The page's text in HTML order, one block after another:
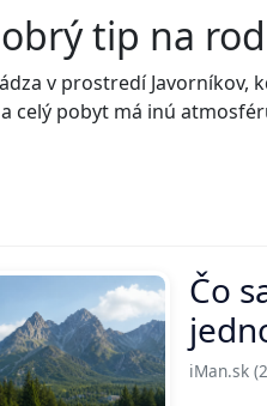
tip na
v prostredí
celý pobyt má inú
Čo
iMan.sk